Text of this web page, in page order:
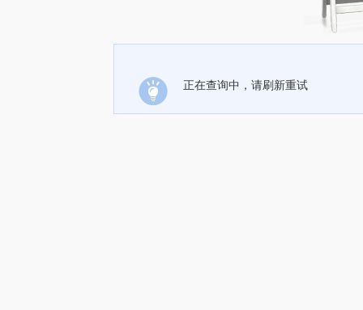
正在查询中，请刷新重试